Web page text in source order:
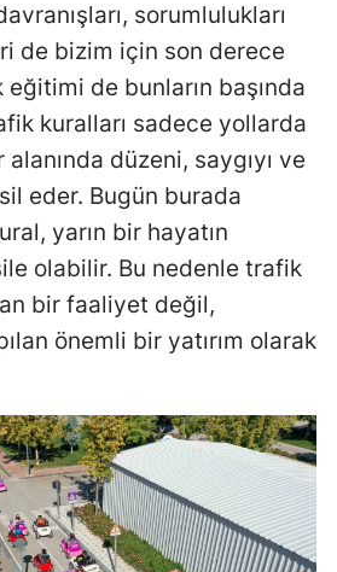
sorumlulukları
de bizim için son derece
de bunların başında
kuralları sadece yollarda
düzeni, saygıyı ve
eder. Bugün burada
yarın bir hayatın
olabilir. Bu nedenle trafik
bir faaliyet değil,
önemli bir yatırım olarak